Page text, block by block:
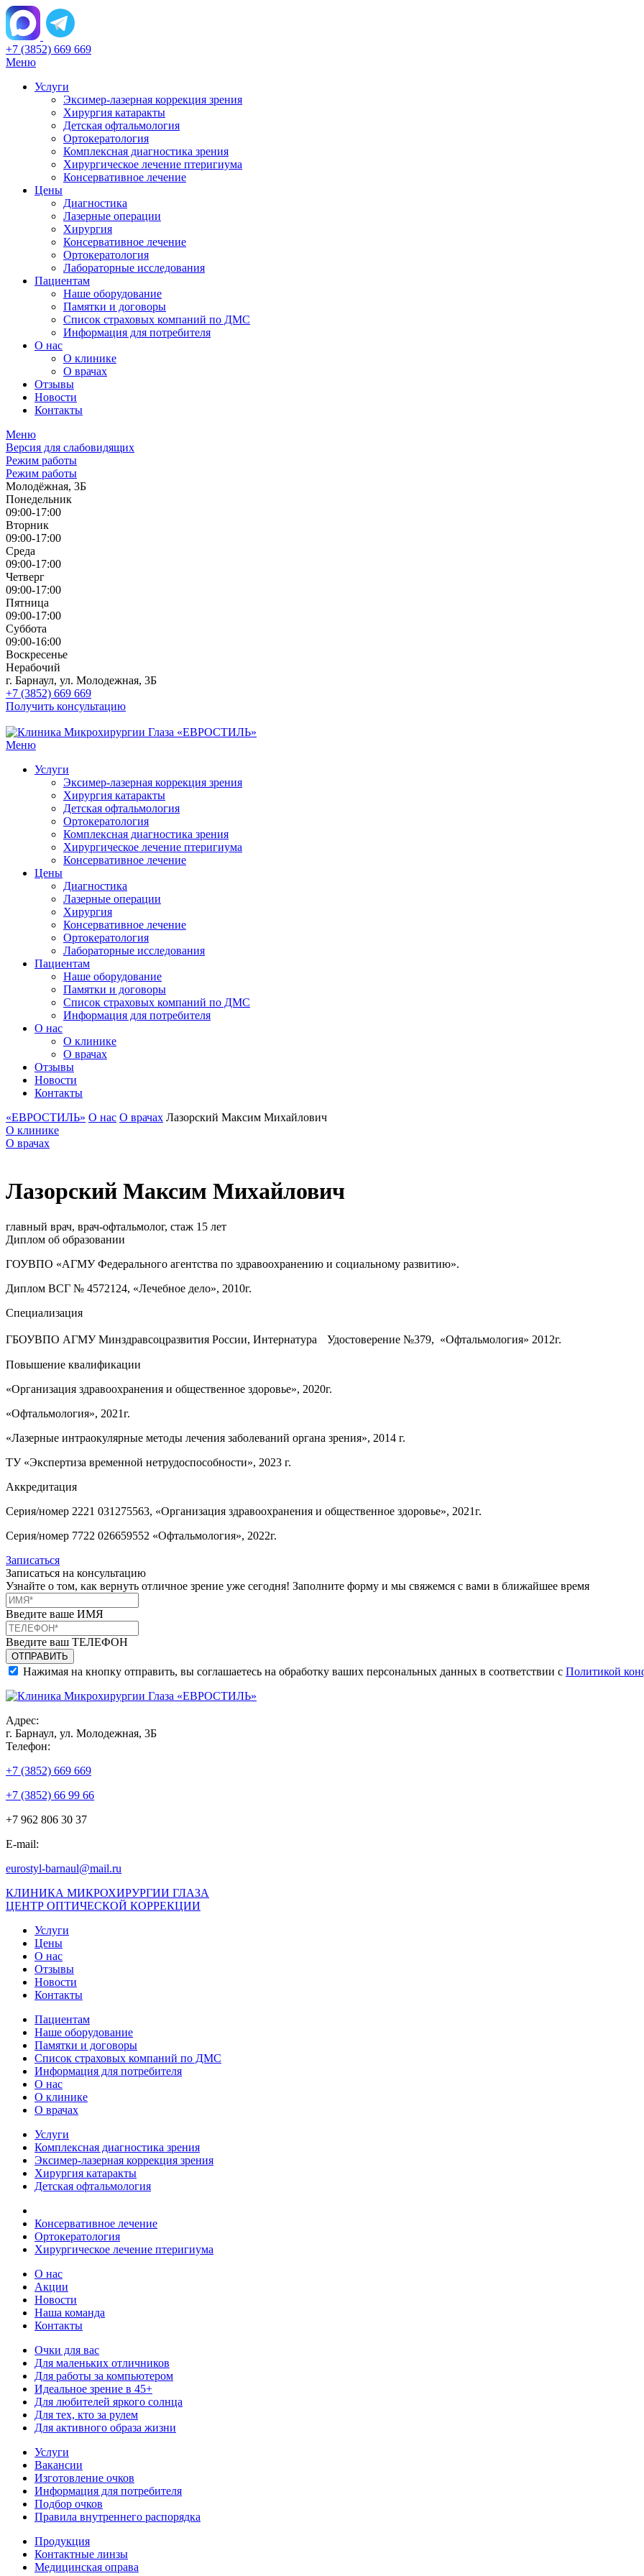
+7 (3852) 669 669
Меню
Услуги
Эксимер-лазерная коррекция зрения
Хирургия катаракты
Детская офтальмология
Ортокератология
Комплексная диагностика зрения
Хирургическое лечение птеригиума
Консервативное лечение
Цены
Диагностика
Лазерные операции
Хирургия
Консервативное лечение
Ортокератология
Лабораторные исследования
Пациентам
Наше оборудование
Памятки и договоры
Список страховых компаний по ДМС
Информация для потребителя
О нас
О клинике
О врачах
Отзывы
Новости
Контакты
Меню
Версия для слабовидящих
Режим работы
Режим работы
Молодёжная, 3Б
Понедельник
09:00-17:00
Вторник
09:00-17:00
Среда
09:00-17:00
Четверг
09:00-17:00
Пятница
09:00-17:00
Суббота
09:00-16:00
Воскресенье
Нерабочий
г. Барнаул, ул. Молодежная, 3Б
+7 (3852) 669 669
Получить консультацию
Меню
Услуги
Эксимер-лазерная коррекция зрения
Хирургия катаракты
Детская офтальмология
Ортокератология
Комплексная диагностика зрения
Хирургическое лечение птеригиума
Консервативное лечение
Цены
Диагностика
Лазерные операции
Хирургия
Консервативное лечение
Ортокератология
Лабораторные исследования
Пациентам
Наше оборудование
Памятки и договоры
Список страховых компаний по ДМС
Информация для потребителя
О нас
О клинике
О врачах
Отзывы
Новости
Контакты
«ЕВРОСТИЛЬ» О нас О врачах Лазорский Максим Михайлович
О клинике
О врачах
Лазорский Максим Михайлович
главный врач, врач-офтальмолог, стаж 15 лет
Диплом об образовании
ГОУВПО «АГМУ Федерального агентства по здравоохранению и социальному развитию».
Диплом ВСГ № 4572124, «Лечебное дело», 2010г.
Специализация
ГБОУВПО АГМУ Минздравсоцразвития России, Интернатура Удостоверение №379, «Офтальмология» 2012г.
Повышение квалификации
«Организация здравоохранения и общественное здоровье», 2020г.
«Офтальмология», 2021г.
«Лазерные интраокулярные методы лечения заболеваний органа зрения», 2014 г.
ТУ «Экспертиза временной нетрудоспособности», 2023 г.
Аккредитация
Серия/номер 2221 031275563, «Организация здравоохранения и общественное здоровье», 2021г.
Серия/номер 7722 026659552 «Офтальмология», 2022г.
Записаться
Записаться на консультацию
Узнайте о том, как вернуть отличное зрение уже сегодня! Заполните форму и мы свяжемся с вами в ближайшее время
Введите ваше ИМЯ
Введите ваш ТЕЛЕФОН
Нажимая на кнопку отправить, вы соглашаетесь на обработку ваших персональных данных в соответствии с Политикой
Адрес:
г. Барнаул, ул. Молодежная, 3Б
Телефон:
+7 (3852) 669 669
+7 (3852) 66 99 66
+7 962 806 30 37
E-mail:
eurostyl-barnaul@mail.ru
КЛИНИКА МИКРОХИРУРГИИ ГЛАЗА
ЦЕНТР ОПТИЧЕСКОЙ КОРРЕКЦИИ
Услуги
Цены
О нас
Отзывы
Новости
Контакты
Пациентам
Наше оборудование
Памятки и договоры
Список страховых компаний по ДМС
Информация для потребителя
О нас
О клинике
О врачах
Услуги
Комплексная диагностика зрения
Эксимер-лазерная коррекция зрения
Хирургия катаракты
Детская офтальмология
Консервативное лечение
Ортокератология
Хирургическое лечение птеригиума
О нас
Акции
Новости
Наша команда
Контакты
Очки для вас
Для маленьких отличников
Для работы за компьютером
Идеальное зрение в 45+
Для любителей яркого солнца
Для тех, кто за рулем
Для активного образа жизни
Услуги
Вакансии
Изготовление очков
Информация для потребителя
Подбор очков
Правила внутреннего распорядка
Продукция
Контактные линзы
Медицинская оправа